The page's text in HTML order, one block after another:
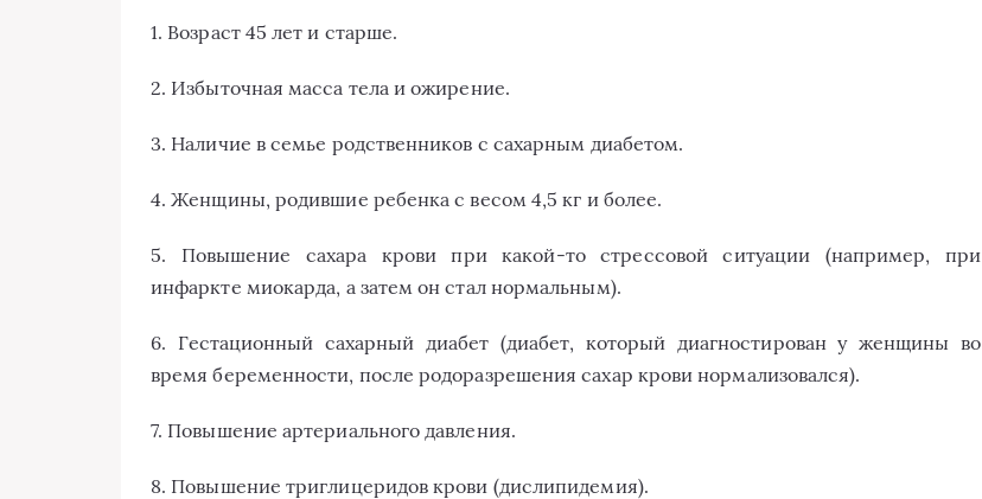
1. Возраст 45 лет и старше.
2. Избыточная масса тела и ожирение.
3. Наличие в семье родственников с сахарным диабетом.
4. Женщины, родившие ребенка с весом 4,5 кг и более.
5. Повышение сахара крови при какой-то стрессовой ситуации (например, при
инфаркте миокарда, а затем он стал нормальным).
6. Гестационный сахарный диабет (диабет, который диагностирован у женщины во
время беременности, после родоразрешения сахар крови нормализовался).
7. Повышение артериального давления.
8. Повышение триглицеридов крови (дислипидемия).